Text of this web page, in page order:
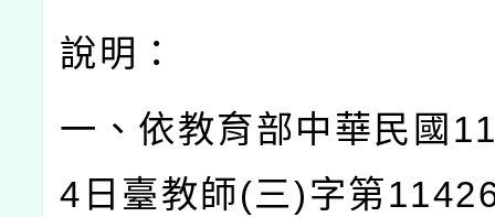
說明：
一、依教育部中華民國
4 日臺教師(三)字第